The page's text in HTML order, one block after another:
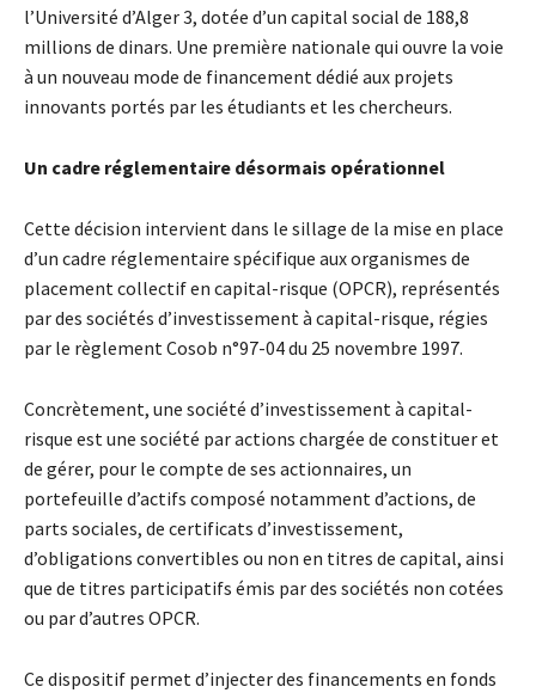
l’Université d’Alger 3, dotée d’un capital social de 188,8
millions de dinars. Une première nationale qui ouvre la voie
à un nouveau mode de financement dédié aux projets
innovants portés par les étudiants et les chercheurs.
Un cadre réglementaire désormais opérationnel
Cette décision intervient dans le sillage de la mise en place
d’un cadre réglementaire spécifique aux organismes de
placement collectif en capital-risque (OPCR), représentés
par des sociétés d’investissement à capital-risque, régies
par le règlement Cosob n°97-04 du 25 novembre 1997.
Concrètement, une société d’investissement à capital-
risque est une société par actions chargée de constituer et
de gérer, pour le compte de ses actionnaires, un
portefeuille d’actifs composé notamment d’actions, de
parts sociales, de certificats d’investissement,
d’obligations convertibles ou non en titres de capital, ainsi
que de titres participatifs émis par des sociétés non cotées
ou par d’autres OPCR.
Ce dispositif permet d’injecter des financements en fonds